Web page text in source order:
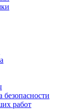
безопасности
работ